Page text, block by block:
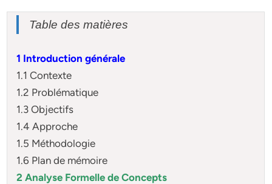
Table des matières
1 Introduction générale
1.1 Contexte
1.2 Problématique
1.3 Objectifs
1.4 Approche
1.5 Méthodologie
1.6 Plan de mémoire
2 Analyse Formelle de Concepts